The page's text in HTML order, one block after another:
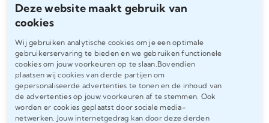
Deze website maakt gebruik van
cookies
Wij gebruiken analytische cookies om je een optimale
gebruikerservaring te bieden en we gebruiken functionele
cookies om jouw voorkeuren op te slaan.Bovendien
plaatsen wij cookies van derde partijen om
gepersonaliseerde advertenties te tonen en de inhoud van
de advertenties op jouw voorkeuren af te stemmen. Ook
worden er cookies geplaatst door sociale media-
netwerken. Jouw internetgedrag kan door deze derden
Luister naar hun behoeften en
richtinggevend kompas. Zo zorg je
ervoor dat je oplossing relevant is én
gedragen wordt door de praktijk.